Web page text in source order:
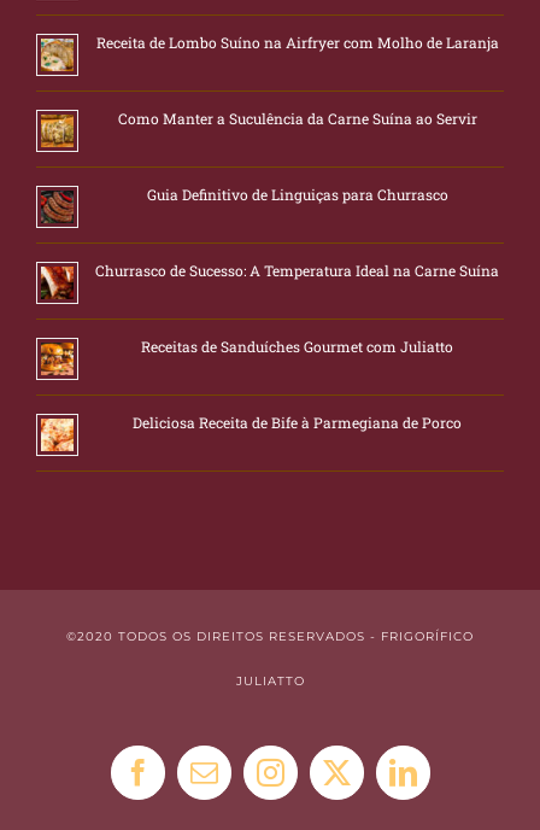
Receita de Lombo Suíno na Airfryer com Molho de Laranja
Como Manter a Suculência da Carne Suína ao Servir
Guia Definitivo de Linguiças para Churrasco
Churrasco de Sucesso: A Temperatura Ideal na Carne Suína
Receitas de Sanduíches Gourmet com Juliatto
Deliciosa Receita de Bife à Parmegiana de Porco
©2020 TODOS OS DIREITOS RESERVADOS - FRIGORÍFICO
JULIATTO
Facebook
E-
Instagram
X LinkedIn